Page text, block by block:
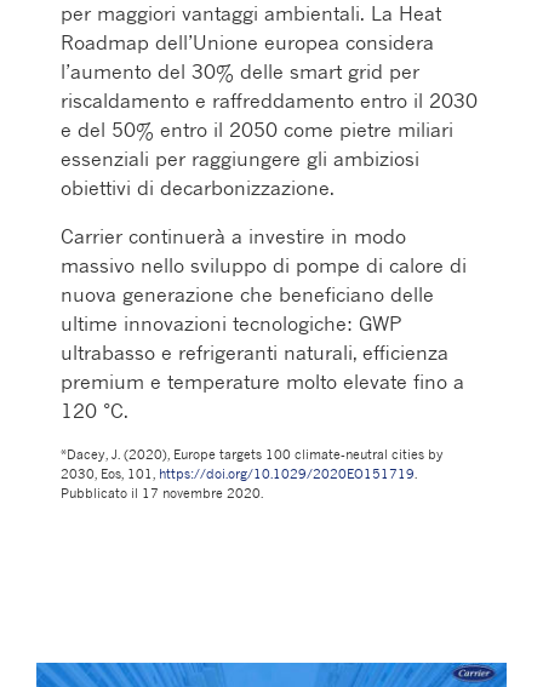
per maggiori vantaggi ambientali. La Heat
Roadmap dell’Unione europea considera
l’aumento del 30% delle smart grid per
riscaldamento e raffreddamento entro il 2030
e del 50% entro il 2050 come pietre miliari
essenziali per raggiungere gli ambiziosi
obiettivi di decarbonizzazione.
Carrier continuerà a investire in modo
massivo nello sviluppo di pompe di calore di
nuova generazione che beneficiano delle
ultime innovazioni tecnologiche: GWP
ultrabasso e refrigeranti naturali, efficienza
premium e temperature molto elevate fino a
120 °C.
*Dacey, J. (2020), Europe targets 100 climate-neutral cities by
2030, Eos, 101, https://doi.org/10.1029/2020EO151719.
Pubblicato il 17 novembre 2020.